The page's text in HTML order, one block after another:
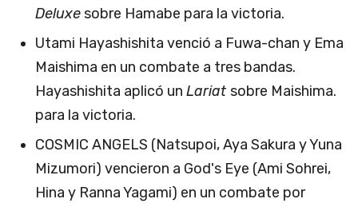
Deluxesobre Hamabe para la victoria.
Utami Hayashishita venció a Fuwa-chan y Ema
Maishima en un combate a tres bandas.
Hayashishita aplicó un Lariat sobre Maishima.
para la victoria.
COSMIC ANGELS (Natsupoi, Aya Sakura y Yuna
Mizumori) vencieron a God's Eye (Ami Sohrei,
Hina y Ranna Yagami) en un combate por